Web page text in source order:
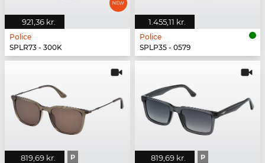
921,36 kr.
Police
SPLR73 - 300K
1.455,11 kr.
Police
SPLP35 - 0579
819,69 kr. P 819,69 kr. P